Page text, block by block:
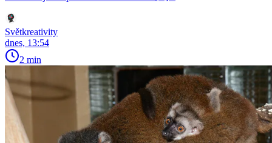
Světkreativity
dnes, 13:54
2 min